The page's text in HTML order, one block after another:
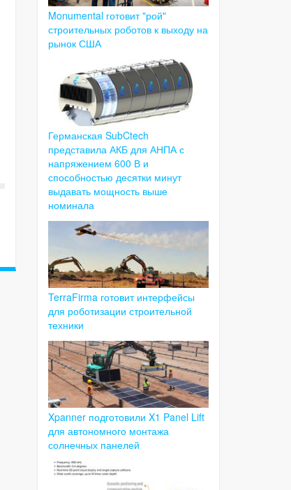
Monumental готовит "рой"
строительных роботов к выходу на
рынок США
Германская SubCtech
представила АКБ для АНПА с
напряжением 600 В и
способностью десятки минут
выдавать мощность выше
номинала
TerraFirma готовит интерфейсы
для роботизации строительной
техники
Xpanner подготовили X1 Panel Lift
для автономного монтажа
солнечных панелей